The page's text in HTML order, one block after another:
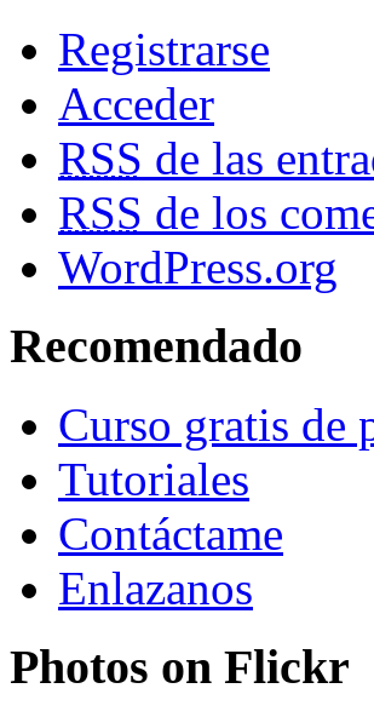
Registrarse
Acceder
RSS de las
RSS de los
WordPress.org
Recomendado
Curso gratis de
Tutoriales
Contáctame
Enlazanos
Photos on Flickr